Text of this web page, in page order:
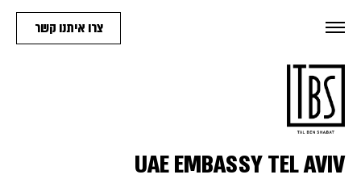
צרו איתנו קשר
UAE EMBASSY TEL AVIV